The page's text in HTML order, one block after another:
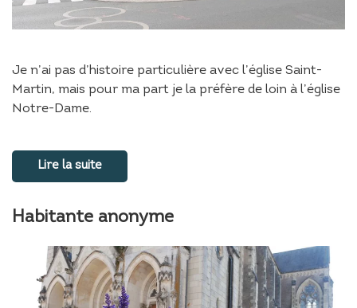
Je n’ai pas d’histoire particulière avec l’église Saint-
Martin, mais pour ma part je la préfère de loin à l’église
Notre-Dame.
Lire la suite
Habitante anonyme